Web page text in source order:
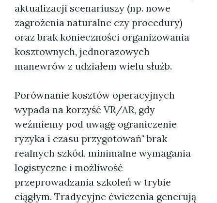
aktualizacji scenariuszy (np. nowe
zagrożenia naturalne czy procedury)
oraz brak konieczności organizowania
kosztownych, jednorazowych
manewrów z udziałem wielu służb.
Porównanie kosztów operacyjnych
wypada na korzyść VR/AR, gdy
weźmiemy pod uwagę ograniczenie
ryzyka i czasu przygotowań" brak
realnych szkód, minimalne wymagania
logistyczne i możliwość
przeprowadzania szkoleń w trybie
ciągłym. Tradycyjne ćwiczenia generują